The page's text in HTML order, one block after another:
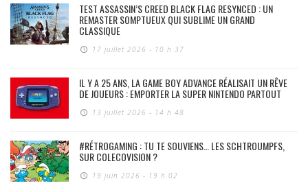
TEST ASSASSIN’S CREED BLACK FLAG RESYNCED : UN
REMASTER SOMPTUEUX QUI SUBLIME UN GRAND
CLASSIQUE
17 juillet 2026 - 10 h 37
IL Y A 25 ANS, LA GAME BOY ADVANCE RÉALISAIT UN RÊVE
DE JOUEURS : EMPORTER LA SUPER NINTENDO PARTOUT
13 juillet 2026 - 14 h 48
#RÉTROGAMING : TU TE SOUVIENS… LES SCHTROUMPFS,
SUR COLECOVISION ?
19 juin 2026 - 19 h 02